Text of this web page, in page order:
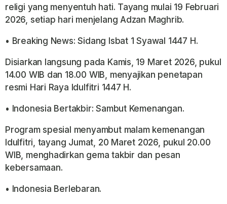
religi yang menyentuh hati. Tayang mulai 19 Februari
2026, setiap hari menjelang Adzan Maghrib.
• Breaking News: Sidang Isbat 1 Syawal 1447 H.
Disiarkan langsung pada Kamis, 19 Maret 2026, pukul
14.00 WIB dan 18.00 WIB, menyajikan penetapan
resmi Hari Raya Idulfitri 1447 H.
• Indonesia Bertakbir: Sambut Kemenangan.
Program spesial menyambut malam kemenangan
Idulfitri, tayang Jumat, 20 Maret 2026, pukul 20.00
WIB, menghadirkan gema takbir dan pesan
kebersamaan.
• Indonesia Berlebaran.